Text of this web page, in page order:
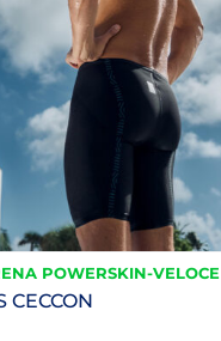
POWERSKIN-VELOCE
CECCON